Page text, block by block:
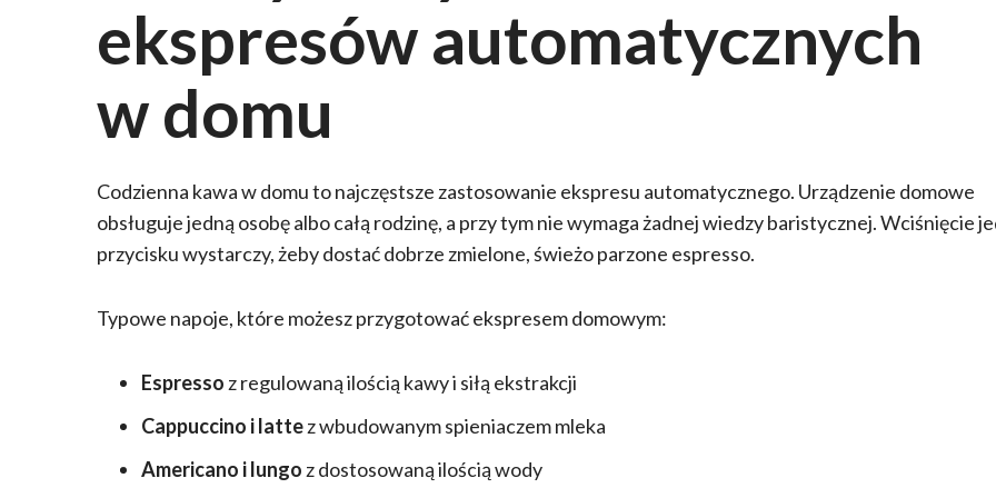
ekspresów automatycznych
w domu
Codzienna kawa w domu to najczęstsze zastosowanie ekspresu automatycznego. Urządzenie domowe
obsługuje jedną osobę albo całą rodzinę, a przy tym nie wymaga żadnej wiedzy baristycznej. Wciśnięcie
przycisku wystarczy, żeby dostać dobrze zmielone, świeżo parzone espresso.
Typowe napoje, które możesz przygotować ekspresem domowym:
Espresso z regulowaną ilością kawy i siłą ekstrakcji
Cappuccino i lattez wbudowanym spieniaczem mleka
Americano i lungo z dostosowaną ilością wody